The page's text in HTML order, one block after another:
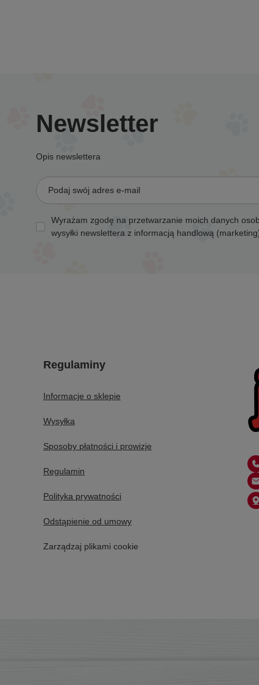
Newsletter
Opis newslettera
Podaj swój adres e-mail
Wyrażam zgodę na przetwarzanie moich danych
wysyłki newslettera z informacją handlową
Regulaminy
Informacje o sklepie
Wysyłka
Sposoby płatności i prowizje
Regulamin
Polityka prywatności
Odstąpienie od umowy
Zarządzaj plikami cookie